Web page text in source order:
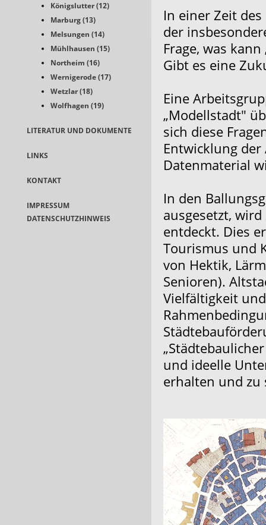
Königslutter (12)
Marburg (13)
Melsungen (14)
Mühlhausen (15)
Northeim (16)
Wernigerode (17)
Wetzlar (18)
Wolfhagen (19)
LITERATUR UND DOKUMENTE
LINKS
KONTAKT
IMPRESSUM
DATENSCHUTZHINWEIS
In einer Zeit
der
Frage, was
Gibt es eine
Eine
„Modellstadt"
sich diese
Entwicklung
Datenmaterial
In den
ausgesetzt,
entdeckt. Dies
Tourismus und
von Hektik,
Senioren).
Vielfältigkeit
und ideelle
erhalten und zu